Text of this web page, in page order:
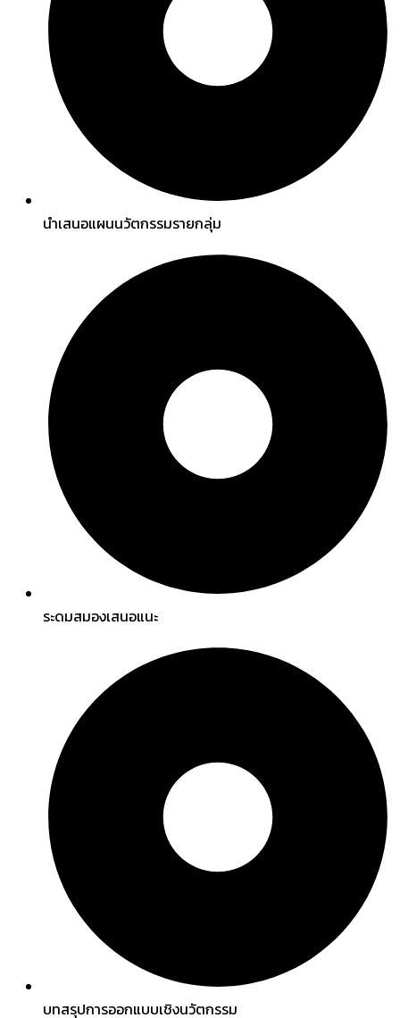
นำเสนอแผนนวัตกรรมรายกลุ่ม
ระดมสมองเสนอแนะ
บทสรุปการออกแบบเชิงนวัตกรรม